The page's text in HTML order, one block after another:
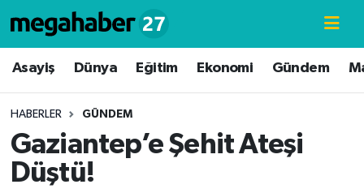
Asayiş Dünya Eğitim Ekonomi Gündem
HABERLER GÜNDEM
Gaziantep’e Şehit Ateşi
Düştü!
Hava Durumu
Süper Lig Puan Durumu ve Fikstür
Tüm Manşetler